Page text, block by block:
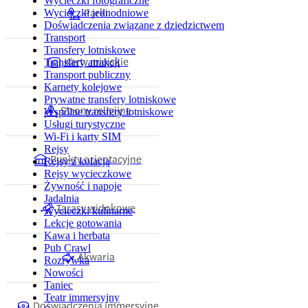
Wycieczki jednodniowe
Doświadczenia związane z dziedzictwem
Transport
Transfery lotniskowe
Transfery atrakcji
Transport publiczny
Karnety kolejowe
Prywatne transfery lotniskowe
Wspólne transfery lotniskowe
Usługi turystyczne
Wi-Fi i karty SIM
Rejsy
Rejsy z kolacją
Rejsy wycieczkowe
Żywność i napoje
Jadalnia
Wycieczki kulinarne
Lekcje gotowania
Kawa i herbata
Pub Crawl
Rozrywka
Nowości
Taniec
Teatr immersyjny
Parki
Karty miejskie
Strony religijne
Punkty orientacyjne
Tarasy widokowe
Akwaria
Doświadczenia immersyjne